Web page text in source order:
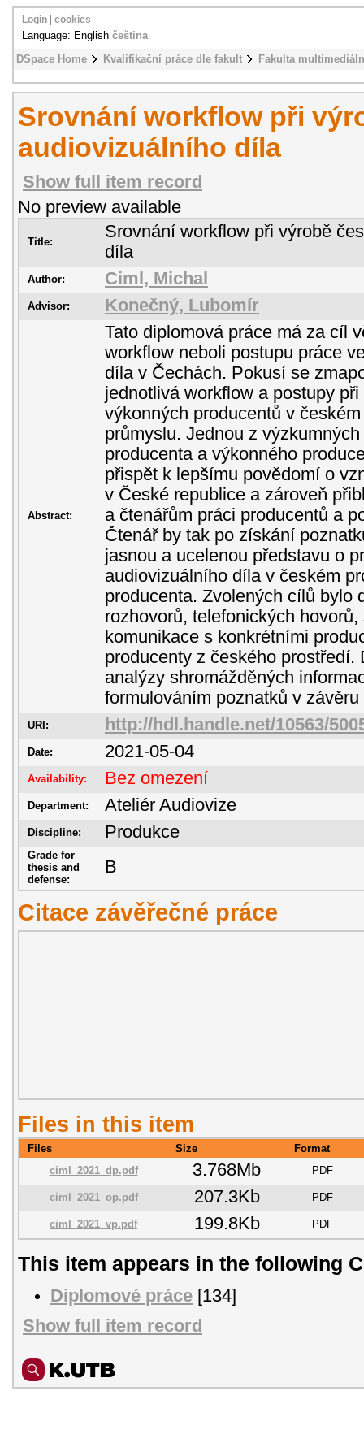
DSpace Home Kvalifikační práce dle fakult Fakulta
Login cookies
Language: English čeština
Srovnání workflow při
audiovizuálního díla
Show full item record
No preview available
Title:
Srovnání workflow při výrobě
díla
Author: Ciml, Michal
Advisor: Konečný, Lubomír
Abstract:
Tato diplomová práce má za cíl
workflow neboli postupu práce
díla v Čechách. Pokusí se
jednotlivá workflow a postupy
výkonných producentů v
průmyslu. Jednou z
producenta a výkonného
přispět k lepšímu povědomí o
v České republice a zároveň
a čtenářům práci producentů a
Čtenář by tak po získání
jasnou a ucelenou představu o
audiovizuálního díla v českém
producenta. Zvolených cílů bylo
rozhovorů, telefonických
komunikace s konkrétními
producenty z českého prostředí.
analýzy shromážděných
formulováním poznatků v závěru
URI: http://hdl.handle.net/10563/
Date: 2021-05-04
Availability: Bez omezení
Department: Ateliér Audiovize
Discipline: Produkce
Grade for
thesis and
defense:
B
Citace závěřečné práce
Files in this item
Files Size
Format
ciml_2021_dp.pdf
3.768Mb PDF
ciml_2021_op.pdf 207.3Kb PDF
ciml_2021_vp.pdf 199.8Kb PDF
This item appears in the following
Diplomové práce [134]
Show full item record